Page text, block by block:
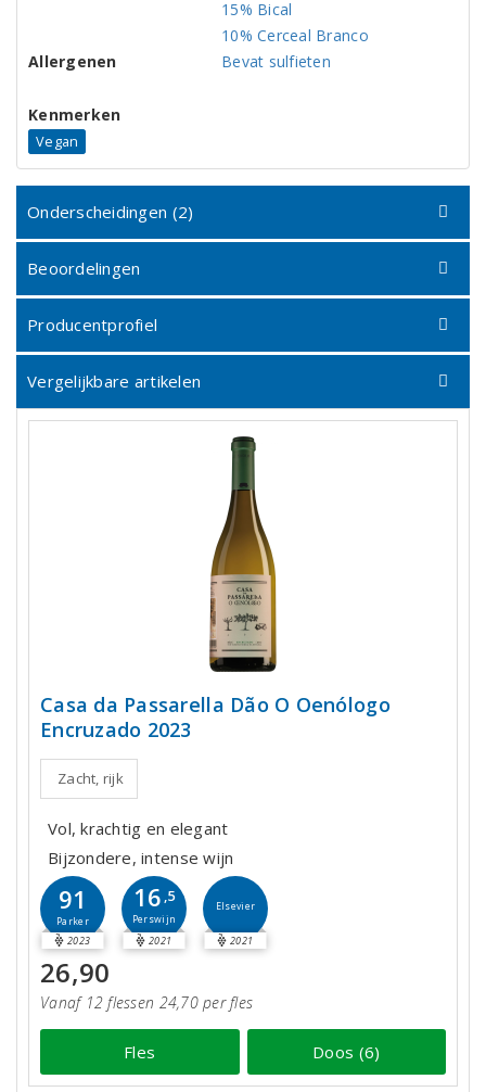
15% Bical
10% Cerceal Branco
Allergenen
Bevat sulfieten
Kenmerken
Vegan
Onderscheidingen (2)
Beoordelingen
Producentprofiel
Vergelijkbare artikelen
Casa da Passarella Dão O Oenólogo
Encruzado 2023
Zacht, rijk
Vol, krachtig en elegant
Bijzondere, intense wijn
91
Parker
2023
16 ,5
Perswijn
2021
Elsevier
2021
26,90
Vanaf 12 flessen 24,70 per fles
Fles Doos (6)